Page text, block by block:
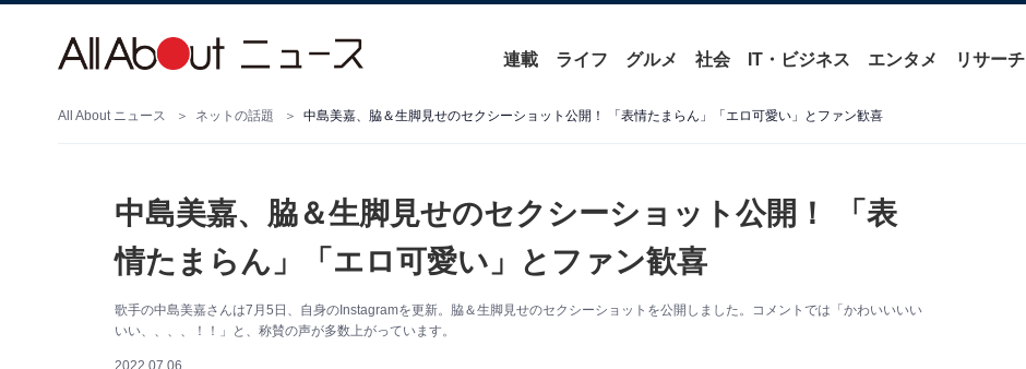
連載 ライフ グルメ 社会 IT・ビジネス エンタメ リサーチ
All About ニュース ネットの話題 中島美嘉、脇＆生脚見せのセクシーショット公開！ 「表情たまらん」「エロ可愛い」とファン歓喜
中島美嘉、脇＆生脚見せのセクシーショット公開！ 「表
情たまらん」「エロ可愛い」とファン歓喜
歌手の中島美嘉さんは7月5日、自身のInstagramを更新。脇＆生脚見せのセクシーショットを公開しました。コメントでは「かわいいいい
いい、、、、！！」と、称賛の声が多数上がっています。
2022.07.06